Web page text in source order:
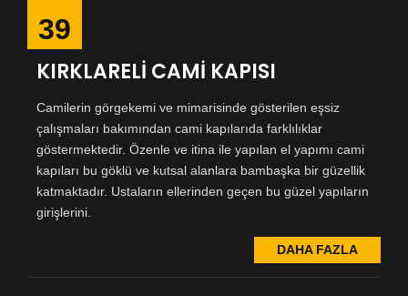
39
KIRKLARELİ CAMİ KAPISI
Camilerin görgekemi ve mimarisinde gösterilen eşsiz
çalışmaları bakımından cami kapılarıda farklılıklar
göstermektedir. Özenle ve itina ile yapılan el yapımı cami
kapıları bu göklü ve kutsal alanlara bambaşka bir güzellik
katmaktadır. Ustaların ellerinden geçen bu güzel yapıların
girişlerini.
DAHA FAZLA